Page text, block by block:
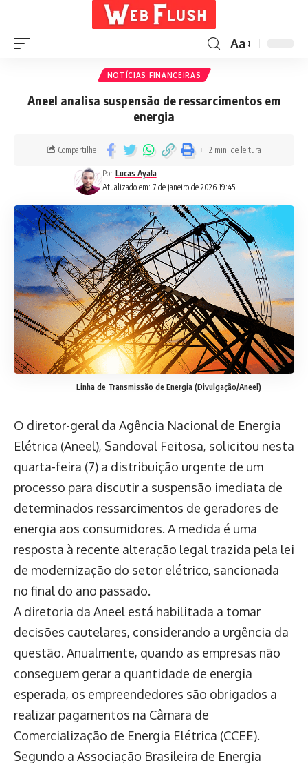
Aa
NOTÍCIAS FINANCEIRAS
Aneel analisa suspensão de ressarcimentos em
energia
Atualizado em: 7 de janeiro de 2026 19:45
Por Lucas Ayala
Compartilhe 2 min. de leitura
Linha de Transmissão de Energia (Divulgação/Aneel)
O diretor-geral da Agência Nacional de Energia
Elétrica (Aneel), Sandoval Feitosa, solicitou nesta
quarta-feira (7) a distribuição urgente de um
processo para discutir a suspensão imediata de
determinados ressarcimentos de geradores de
energia aos consumidores. A medida é uma
resposta à recente alteração legal trazida pela lei
de modernização do setor elétrico, sancionada
no final do ano passado.
A diretoria da Aneel está habilitada a tomar
decisões cautelares, considerando a urgência da
questão. Anualmente, quando as empresas não
conseguem gerar a quantidade de energia
esperada, os empreendedores são obrigados a
realizar pagamentos na Câmara de
Comercialização de Energia Elétrica (CCEE).
Segundo a Associação Brasileira de Energia